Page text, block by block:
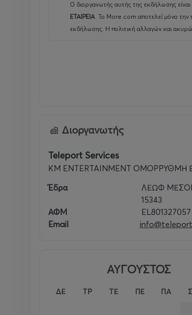
Ο διοργανωτής αυτής της εκδήλωσης είναι
ΕΤΑΙΡΕΙΑ. Το More.com αποτελεί μόνο την
εκδήλωσης. Η πολιτική αλλαγών και
Διοργανωτής
Teleport Services
KM ENTERTAINMENT ΟΜΟΡΡΥΘΜΗ
Έδρα
ΛΕΩΦ
15343
ΑΦΜ EL801327057
Email
ΑΥΓΟΥΣΤΟΣ
ΔΕ ΤΡ ΤΕ ΠΕ ΠΑ